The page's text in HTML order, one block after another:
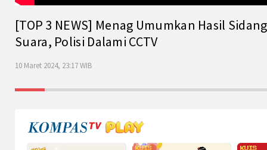
[TOP 3 NEWS] Menag Umumkan Hasil
Suara, Polisi Dalami CCTV
10 Maret 2024, 23:17 WIB